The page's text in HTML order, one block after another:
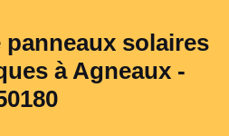
solaires
à Agneaux -